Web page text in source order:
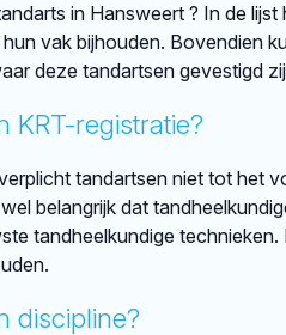
in Hansweert ? In de
vak bijhouden. Bovendien
deze tandartsen gevestigd
KRT-registratie?
tandartsen niet tot het
belangrijk dat
tandheelkundige
discipline?